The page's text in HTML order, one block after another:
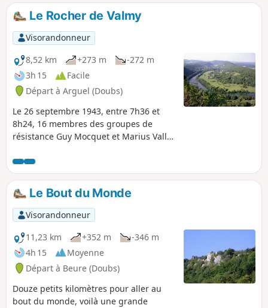
Des passages en bord de falaise nécessitent de la
prudence, mais les panoramas à 180° récompensent
largement les efforts de la montée.
Le Rocher de Valmy
Visorandonneur
8,52 km
+273 m
-272 m
3h 15
Facile
Départ à Arguel (Doubs)
Le 26 septembre 1943, entre 7h36 et
8h24, 16 membres des groupes de
résistance Guy Mocquet et Marius Vallet
l'officier allemand qui commande
l'opération rapportera en ces termes la
fin des fusillés: Aucun d'entre eux n'a
accepté de se laisser bander les yeux.
Ils sont tous morts courageusement en
criant: "Vive la France!". Randonnée
hommage à la stèle commémorative
sise sur un des plus beaux points de
vue des environs de Besançon.
Le Bout du Monde
Visorandonneur
11,23 km
+352 m
-346 m
4h 15
Moyenne
Départ à Beure (Doubs)
Douze petits kilomètres pour aller au
bout du monde, voilà une grande